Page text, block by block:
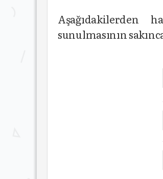
Aşağıdakilerden
sunulmasının